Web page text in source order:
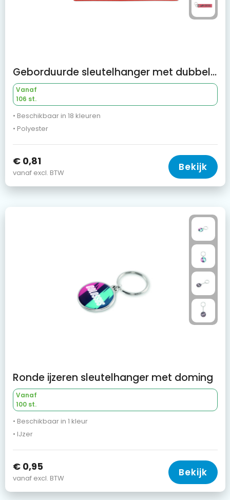
Geborduurde sleutelhanger met dubbele metalen ring
Vanaf
106 st.
• Beschikbaar in 18 kleuren
• Polyester
€ 0,81
vanaf excl. BTW Bekijk
Ronde ijzeren sleutelhanger met doming
Vanaf
100 st.
• Beschikbaar in 1 kleur
• IJzer
€ 0,95
vanaf excl. BTW Bekijk